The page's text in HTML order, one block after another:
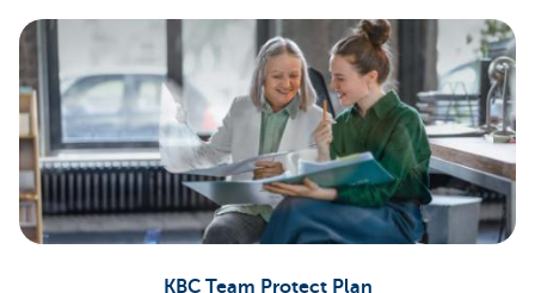
KBC Team Protect Plan